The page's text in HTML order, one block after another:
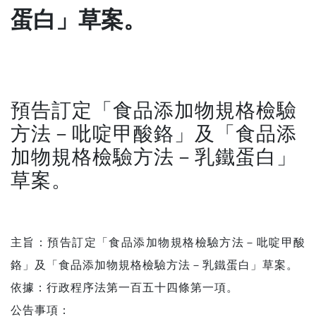
蛋白」草案。
預告訂定「食品添加物規格檢驗
方法－吡啶甲酸鉻」及「食品添
加物規格檢驗方法－乳鐵蛋白」
草案。
主旨：預告訂定「食品添加物規格檢驗方法－吡啶甲酸
鉻」及「食品添加物規格檢驗方法－乳鐵蛋白」草案。
依據：行政程序法第一百五十四條第一項。
公告事項：